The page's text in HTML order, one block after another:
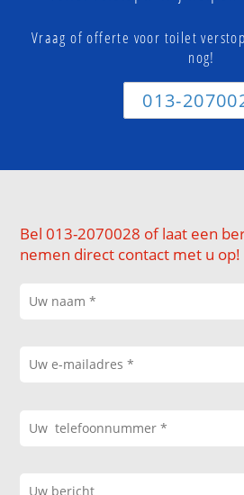
Vraag of offerte voor toilet
nog!
013-
Bel 013-2070028 of laat een
nemen direct contact met u op!